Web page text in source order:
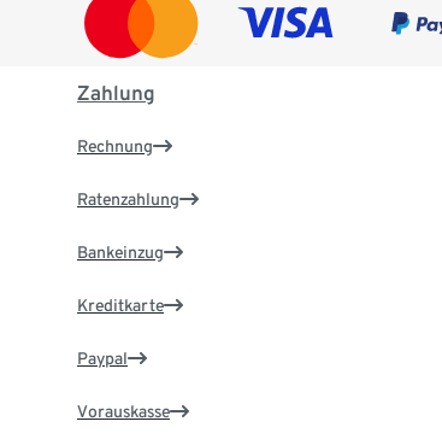
Zahlung
Rechnung
Ratenzahlung
Bankeinzug
Kreditkarte
Paypal
Vorauskasse